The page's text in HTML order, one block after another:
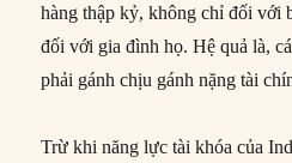
hàng thập kỷ, không chỉ đối với
đối với gia đình họ. Hệ quả là,
phải gánh chịu gánh nặng tài
Trừ khi năng lực tài khóa của